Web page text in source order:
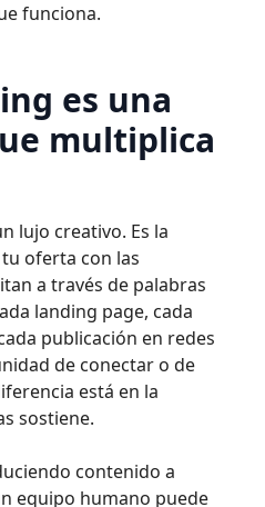
funciona.
es una
multiplica
lujo creativo. Es la
oferta con las
a través de palabras
landing page, cada
publicación en redes
de conectar o de
está en la
sostiene.
contenido a
equipo humano puede